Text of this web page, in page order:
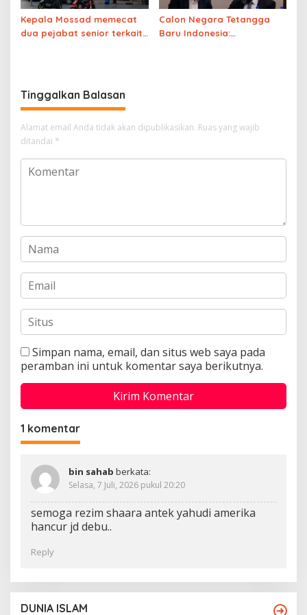
Kepala Mossad memecat
dua pejabat senior terkait
Calon Negara Tetangga
Baru Indonesia:
Tinggalkan Balasan
Alamat email Anda tidak akan dipublikasikan. Ruas yang wajib
ditandai *
Simpan nama, email, dan situs web saya pada
peramban ini untuk komentar saya berikutnya.
1 komentar
bin sahab berkata:
Selasa, 7 Juli, 2026 pukul 20:20
semoga rezim shaara antek yahudi amerika
hancur jd debu..
Reply
DUNIA ISLAM